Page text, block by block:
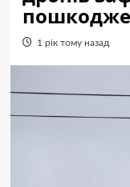
1 рік тому назад